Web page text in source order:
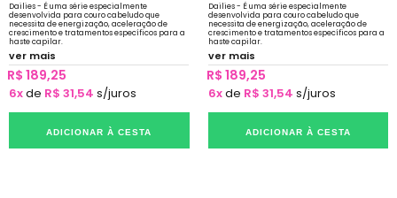
Dailies - É uma série especialmente
desenvolvida para couro cabeludo que
necessita de energização, aceleração de
crescimento e tratamentos específicos para a
haste capilar.
ver mais
R$ 189,25
6xde R$ 31,54 s/juros
ADICIONAR À CESTA
Dailies - É uma série especialmente
desenvolvida para couro cabeludo que
necessita de energização, aceleração de
crescimento e tratamentos específicos para a
haste capilar.
ver mais
R$ 189,25
6xde R$ 31,54 s/juros
ADICIONAR À CESTA